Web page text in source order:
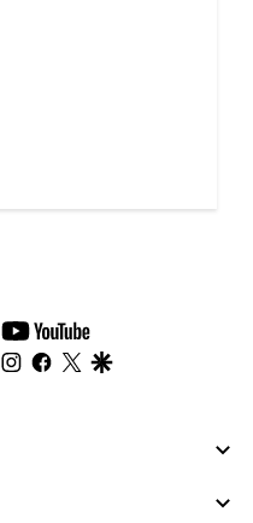
youtube-
footer
instagram
facebook
twitter